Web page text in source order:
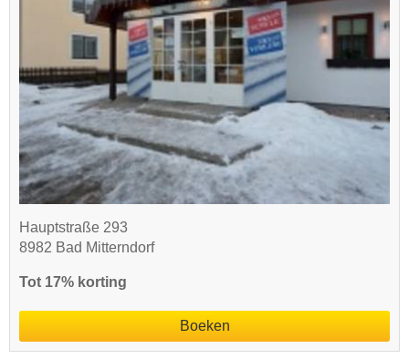
Hauptstraße 293
8982 Bad Mitterndorf
Tot 17% korting
Boeken